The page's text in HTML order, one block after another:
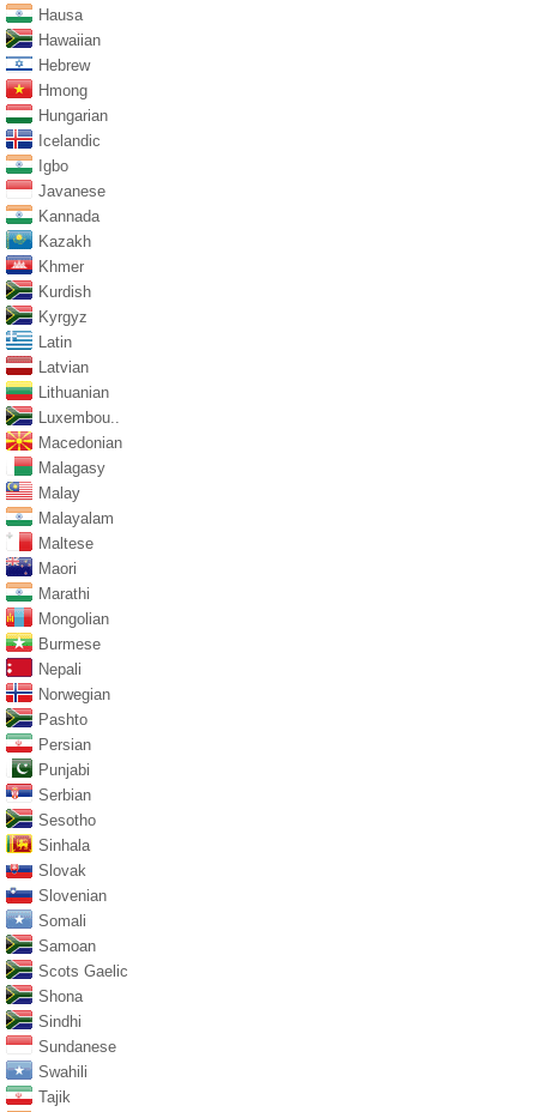
Hausa
Hawaiian
Hebrew
Hmong
Hungarian
Icelandic
Igbo
Javanese
Kannada
Kazakh
Khmer
Kurdish
Kyrgyz
Latin
Latvian
Lithuanian
Luxembou..
Macedonian
Malagasy
Malay
Malayalam
Maltese
Maori
Marathi
Mongolian
Burmese
Nepali
Norwegian
Pashto
Persian
Punjabi
Serbian
Sesotho
Sinhala
Slovak
Slovenian
Somali
Samoan
Scots Gaelic
Shona
Sindhi
Sundanese
Swahili
Tajik